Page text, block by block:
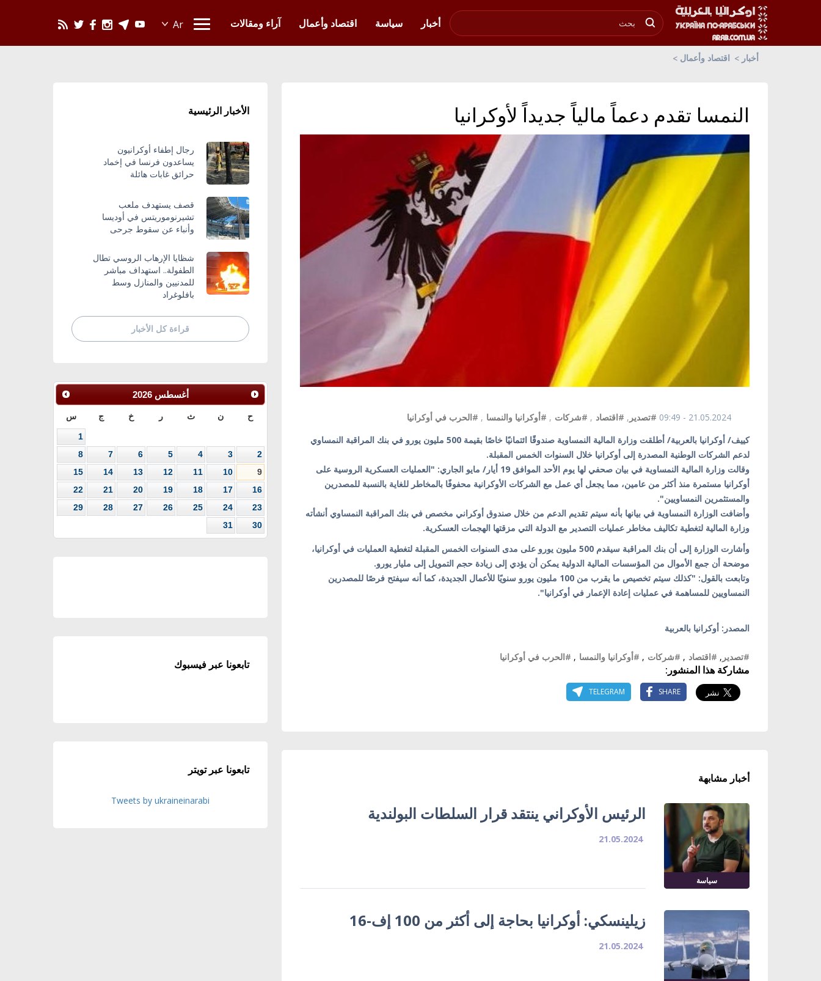
أخبار
سياسة اقتصاد وأعمال آراء ومقالات
أخبار اقتصاد وأعمال
النمسا تقدم دعماً مالياً جديداً لأوكرانيا
21.05.2024 - 09:49 #تصدير , #اقتصاد , #شركات , #أوكرانيا والنمسا , #الحرب في أوكرانيا
كييف/ أوكرانيا بالعربية/ أطلقت وزارة المالية النمساوية صندوقًا ائتمانيًا خاصًا بقيمة 500 مليون يورو في بنك المراقبة النمساوي
لدعم الشركات الوطنية المصدرة إلى أوكرانيا خلال السنوات الخمس المقبلة.
وقالت وزارة المالية النمساوية في بيان صحفي لها يوم الأحد الموافق 19 أيار/ مايو الجاري: "العمليات العسكرية الروسية على
أوكرانيا مستمرة منذ أكثر من عامين، مما يجعل أي عمل مع الشركات الأوكرانية محفوفًا بالمخاطر للغاية بالنسبة للمصدرين
والمستثمرين النمساويين".
وأضافت الوزارة النمساوية في بيانها بأنه سيتم تقديم الدعم من خلال صندوق أوكراني مخصص في بنك المراقبة النمساوي أنشأته
وزارة المالية لتغطية تكاليف مخاطر عمليات التصدير مع الدولة التي مزقتها الهجمات العسكرية.
وأشارت الوزارة إلى أن بنك المراقبة سيقدم 500 مليون يورو على مدى السنوات الخمس المقبلة لتغطية العمليات في أوكرانيا،
موضحة أن جمع الأموال من المؤسسات المالية الدولية يمكن أن يؤدي إلى زيادة حجم التمويل إلى مليار يورو.
وتابعت بالقول: "كذلك سيتم تخصيص ما يقرب من 100 مليون يورو سنويًا للأعمال الجديدة، كما أنه سيفتح فرصًا للمصدرين
النمساويين للمساهمة في عمليات إعادة الإعمار في أوكرانيا".
المصدر: أوكرانيا بالعربية
#تصدير , #اقتصاد , #شركات , #أوكرانيا والنمسا , #الحرب في أوكرانيا
مشاركة هذا المنشور:
SHARE
TELEGRAM
أخبار مشابهة
سياسة
الرئيس الأوكراني ينتقد قرار السلطات البولندية
21.05.2024
زيلينسكي: أوكرانيا بحاجة إلى أكثر من 100 إف-16
21.05.2024
الأخبار الرئيسية
رجال إطفاء أوكرانيون
يساعدون فرنسا في إخماد
حرائق غابات هائلة
قصف يستهدف ملعب
تشيرنوموريتس في أوديسا
وأنباء عن سقوط جرحى
شظايا الإرهاب الروسي تطال
الطفولة.. استهداف مباشر
للمدنيين والمنازل وسط
بافلوغراد
قراءة كل الأخبار
أغسطس 2026
ح ن ث ر خ ج س
1
2
3
4
5
6
7
8
9
10
11
12
13
14
15
16
17
18
19
20
21
22
23
24
25
26
27
28
29
30
31
تابعونا عبر فيسبوك
تابعونا عبر تويتر
Tweets by ukraineinarabi